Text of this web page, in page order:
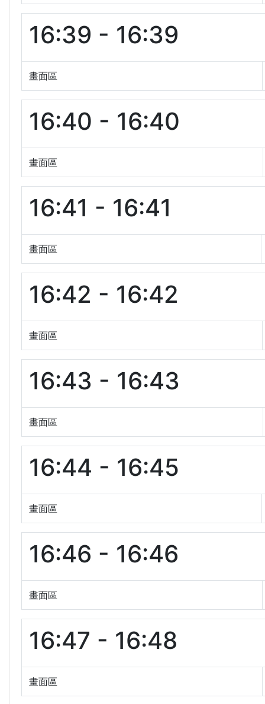
16:39 - 16:39
畫面區
16:40 - 16:40
畫面區
16:41 - 16:41
畫面區
16:42 - 16:42
畫面區
16:43 - 16:43
畫面區
16:44 - 16:45
畫面區
16:46 - 16:46
畫面區
16:47 - 16:48
畫面區